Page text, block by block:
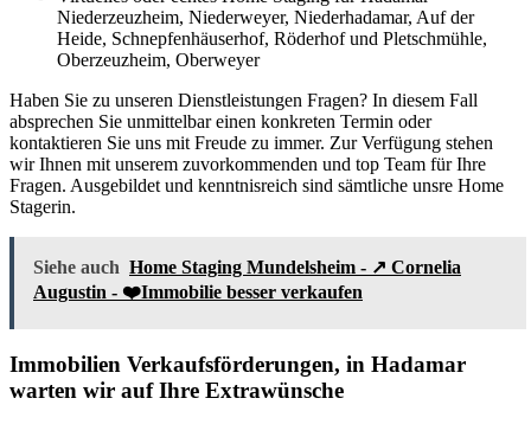
Niederzeuzheim, Niederweyer, Niederhadamar, Auf der
Heide, Schnepfenhäuserhof, Röderhof und Pletschmühle,
Oberzeuzheim, Oberweyer
Haben Sie zu unseren Dienstleistungen Fragen? In diesem Fall
absprechen Sie unmittelbar einen konkreten Termin oder
kontaktieren Sie uns mit Freude zu immer. Zur Verfügung stehen
wir Ihnen mit unserem zuvorkommenden und top Team für Ihre
Fragen. Ausgebildet und kenntnisreich sind sämtliche unsre Home
Stagerin.
Siehe auch Home Staging Mundelsheim - ↗️ Cornelia
Augustin - ❤️Immobilie besser verkaufen
Immobilien Verkaufsförderungen, in Hadamar
warten wir auf Ihre Extrawünsche